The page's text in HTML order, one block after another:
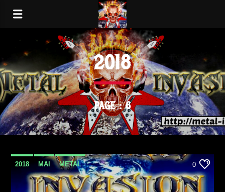
2018
PAGE : 6
2018 MAI METAL
METAL INVASION PODCAST
0